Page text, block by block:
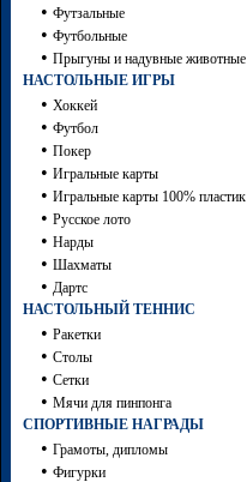
• Футзальные
• Футбольные
• Прыгуны и надувные животные
НАСТОЛЬНЫЕ ИГРЫ
• Хоккей
• Футбол
• Покер
• Игральные карты
• Игральные карты 100% пластик
• Русское лото
• Нарды
• Шахматы
• Дартc
НАСТОЛЬНЫЙ ТЕННИС
• Ракетки
• Столы
• Сетки
• Мячи для пинпонга
СПОРТИВНЫЕ НАГРАДЫ
• Грамоты, дипломы
• Фигурки